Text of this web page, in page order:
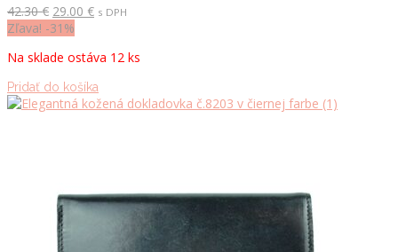
42.30€ Pôvodná
cena
42.30 €.
29.00 €Aktuálna
29.00 €.
s DPH
Zľava! -31%
Na sklade ostáva 12 ks
Pridať do košíka